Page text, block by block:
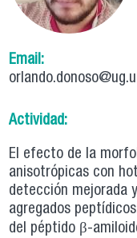
Email:
Actividad:
El efecto de la
anisotrópicas con
detección mejorada
agregados
del péptido β-